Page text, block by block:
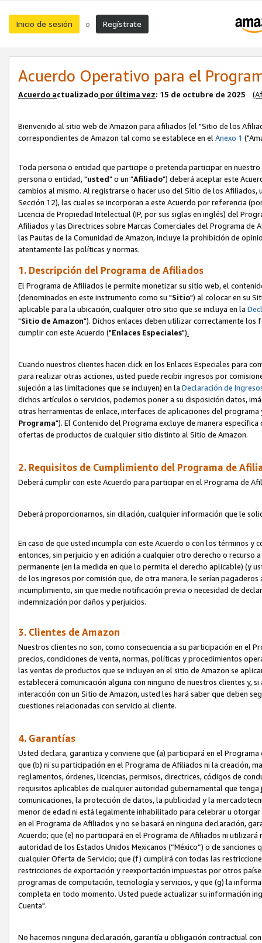
Inicio de sesión o Regístrate
Acuerdo Operativo para el
Acuerdo actualizado por última vez: 15 de octubre de 2025
Bienvenido al sitio web de Amazon para afiliados (el "Sitio de los
correspondientes de Amazon tal como se establece en elAnexo 1
Toda persona o entidad que participe o pretenda participar en
persona o entidad, "usted" o un "Afiliado") deberá aceptar este
cambios al mismo. Al registrarse o hacer uso del Sitio de los
Sección 12), las cuales se incorporan a este Acuerdo por referencia
Licencia de Propiedad Intelectual (IP, por sus siglas en inglés) del
Afiliados y las Directrices sobre Marcas Comerciales del Programa
las Pautas de la Comunidad de Amazon, incluye la prohibición de
atentamente las políticas y normas.
1. Descripción del Programa de Afiliados
El Programa de Afiliados le permite monetizar su sitio web, el
(denominados en este instrumento como su "Sitio") al colocar en su
aplicable para la ubicación, cualquier otro sitio que se incluya en la
"Sitio de Amazon"). Dichos enlaces deben utilizar correctamente los
cumplir con este Acuerdo ("Enlaces Especiales").
Cuando nuestros clientes hacen click en los Enlaces Especiales para
para realizar otras acciones, usted puede recibir ingresos por
sujeción a las limitaciones que se incluyen) en la Declaración de
dichos artículos o servicios, podemos poner a su disposición datos,
otras herramientas de enlace, interfaces de aplicaciones del
Programa"). El Contenido del Programa excluye de manera
ofertas de productos de cualquier sitio distinto al Sitio de Amazon.
2. Requisitos de Cumplimiento del Programa de
Deberá cumplir con este Acuerdo para participar en el Programa de
Deberá proporcionarnos, sin dilación, cualquier información que le
En caso de que usted incumpla con este Acuerdo o con los términos
entonces, sin perjuicio y en adición a cualquier otro derecho o
permanente (en la medida en que lo permita el derecho aplicable) (y
de los ingresos por comisión que, de otra manera, le serían
incumplimiento, sin que medie notificación previa o necesidad de
indemnización por daños y perjuicios.
3. Clientes de Amazon
Nuestros clientes no son, como consecuencia a su participación en el
precios, condiciones de venta, normas, políticas y procedimientos
las ventas de productos que se incluyen en el sitio de Amazon se
establecerá comunicación alguna con ninguno de nuestros clientes y,
interacción con un Sitio de Amazon, usted les hará saber que deben
cuestiones relacionadas con servicio al cliente.
4. Garantías
Usted declara, garantiza y conviene que (a) participará en el
que (b) ni su participación en el Programa de Afiliados ni la creación,
reglamentos, órdenes, licencias, permisos, directrices, códigos de
requisitos aplicables de cualquier autoridad gubernamental que
comunicaciones, la protección de datos, la publicidad y la
menor de edad ni está legalmente inhabilitado para celebrar u
en el Programa de Afiliados y no se basará en ninguna declaración,
Acuerdo; que (e) no participará en el Programa de Afiliados ni
autoridad de los Estados Unidos Mexicanos (“México”) o de
cualquier Oferta de Servicio; que (f) cumplirá con todas las
restricciones de exportación y reexportación impuestas por otros
programas de computación, tecnología y servicios, y que (g) la
completa en todo momento. Usted puede actualizar su información
Cuenta".
No hacemos ninguna declaración, garantía u obligación contractual